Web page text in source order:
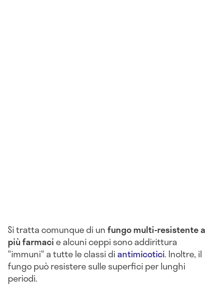
Si tratta comunque di unfungo multi-resistente a
più farmacie alcuni ceppi sono addirittura
"immuni" a tutte le classi di antimicotici. Inoltre, il
fungo può resistere sulle superfici per lunghi
periodi.